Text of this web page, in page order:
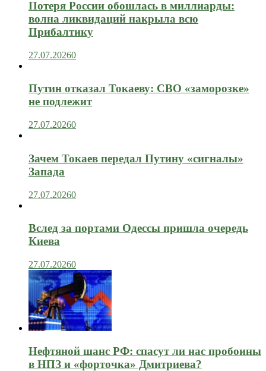
Потеря России обошлась в миллиарды:
волна ликвидаций накрыла всю
Прибалтику
27.07.20260
Путин отказал Токаеву: СВО «заморозке»
не подлежит
27.07.20260
Зачем Токаев передал Путину «сигналы»
Запада
27.07.20260
Вслед за портами Одессы пришла очередь
Киева
27.07.20260
Нефтяной шанс РФ: спасут ли нас пробоины
в НПЗ и «форточка» Дмитриева?